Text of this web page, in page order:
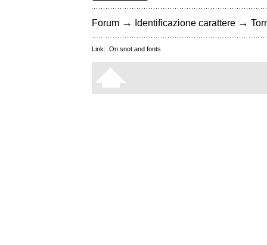
Forum → Identificazione carattere →
Link: On snot and fonts